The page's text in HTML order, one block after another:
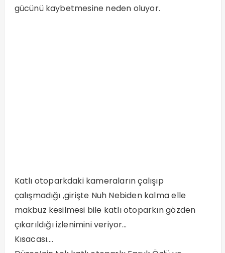
gücünü kaybetmesine neden oluyor.
Katlı otoparkdaki kameraların çalışıp
çalışmadığı ,girişte Nuh Nebiden kalma elle
makbuz kesilmesi bile katlı otoparkın gözden
çıkarıldığı izlenimini veriyor…
Kısacası….